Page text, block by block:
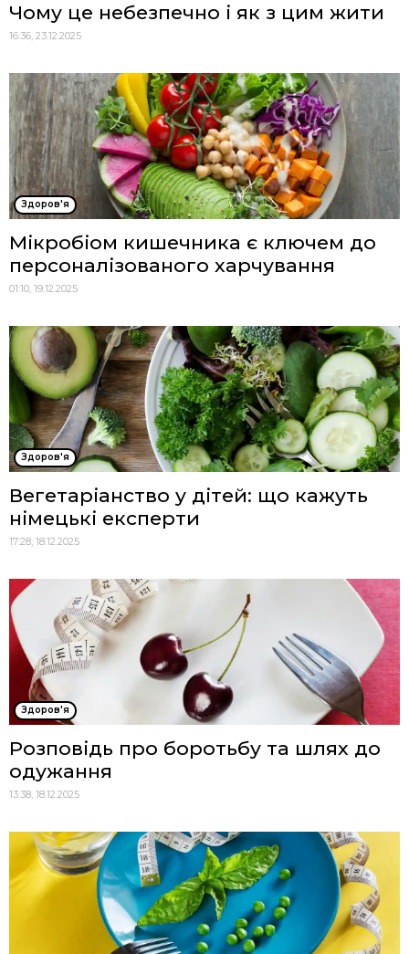
Чому це небезпечно і як з цим жити
16:36, 23.12.2025
Здоров'я
Мікробіом кишечника є ключем до
персоналізованого харчування
01:10, 19.12.2025
Здоров'я
Вегетаріанство у дітей: що кажуть
німецькі експерти
17:28, 18.12.2025
Здоров'я
Розповідь про боротьбу та шлях до
одужання
13:38, 18.12.2025